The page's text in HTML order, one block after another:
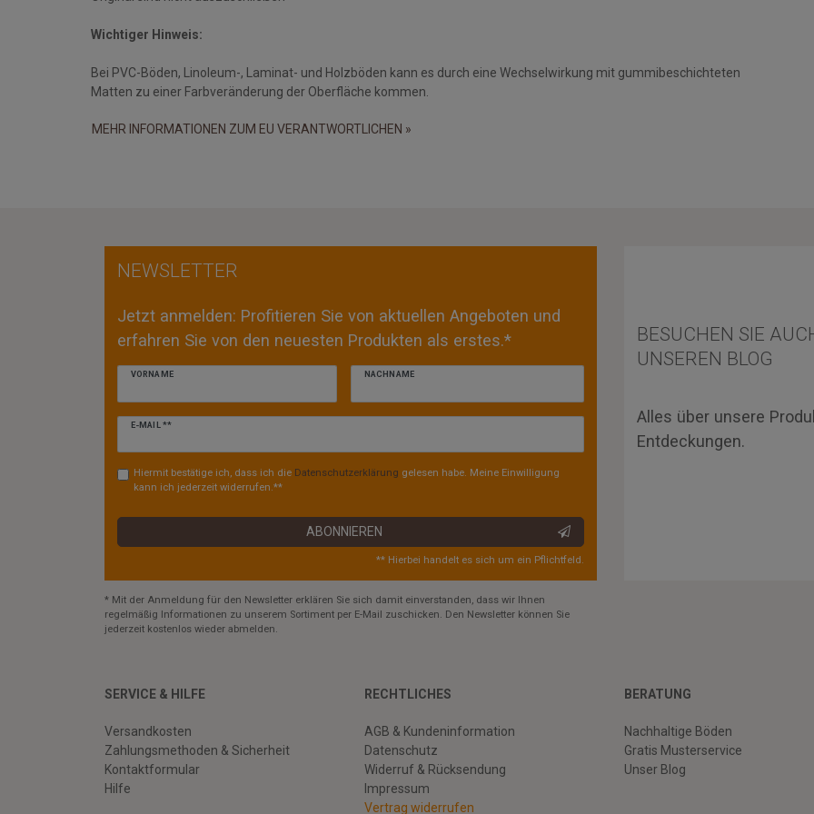
Wichtiger Hinweis:
Bei PVC-Böden, Linoleum-, Laminat- und Holzböden kann es durch eine Wechselwirkung mit gummibeschichteten
Matten zu einer Farbveränderung der Oberfläche kommen.
MEHR INFORMATIONEN ZUM EU VERANTWORTLICHEN »
NEWSLETTER
Jetzt anmelden: Profitieren Sie von aktuellen Angeboten und
erfahren Sie von den neuesten Produkten als erstes.*
VORNAME NACHNAME
E-MAIL **
Newsletter
Hiermit bestätige ich, dass ich die Daten­schutz­erklärung gelesen habe. Meine Einwilligung
kann ich jederzeit widerrufen.**
ABONNIEREN
** Hierbei handelt es sich um ein Pflichtfeld.
BESUCHEN SIE
UNSEREN BLOG
Alles über unsere
Entdeckungen.
* Mit der Anmeldung für den Newsletter erklären Sie sich damit einverstanden, dass wir Ihnen
regelmäßig Informationen zu unserem Sortiment per E-Mail zuschicken. Den Newsletter können Sie
jederzeit kostenlos wieder abmelden.
SERVICE & HILFE
Versandkosten
Zahlungsmethoden & Sicherheit
Kontaktformular
Hilfe
RECHTLICHES
AGB & Kundeninformation
Datenschutz
Widerruf & Rücksendung
Impressum
Vertrag widerrufen
BERATUNG
Nachhaltige Böden
Gratis Musterservice
Unser Blog